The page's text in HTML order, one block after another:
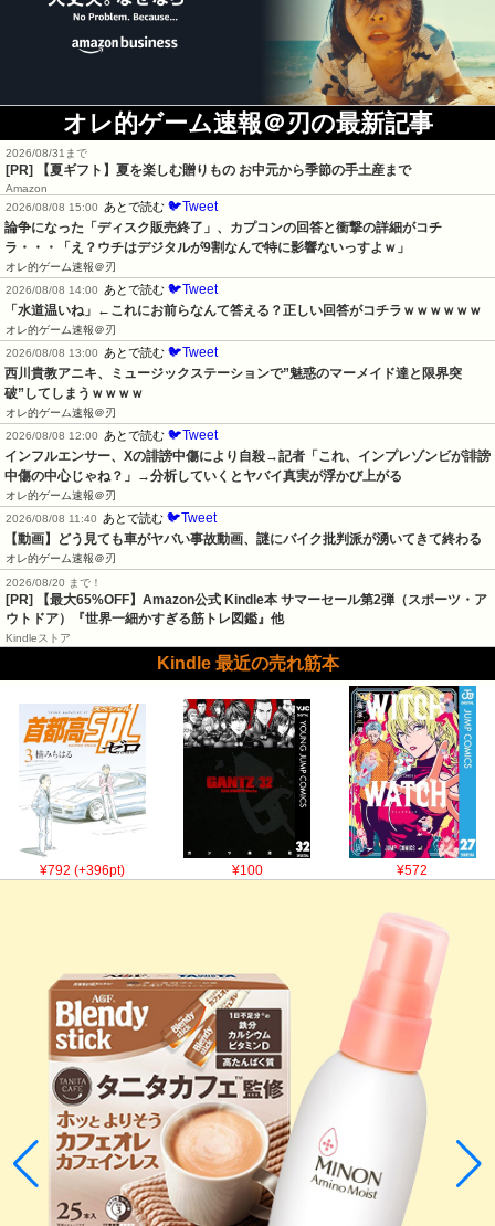
オレ的ゲーム速報＠刃の最新記事
2026/08/31まで
[PR] 【夏ギフト】夏を楽しむ贈りもの お中元から季節の手土産まで
Amazon
2026/08/08 15:00
あとで読む 🐦Tweet
論争になった「ディスク販売終了」、カプコンの回答と衝撃の詳細がコチ
ラ・・・「え？ウチはデジタルが9割なんで特に影響ないっすよｗ」
オレ的ゲーム速報＠刃
2026/08/08 14:00
あとで読む 🐦Tweet
「水道温いね」←これにお前らなんて答える？正しい回答がコチラｗｗｗｗｗｗ
オレ的ゲーム速報＠刃
2026/08/08 13:00
あとで読む 🐦Tweet
西川貴教アニキ、ミュージックステーションで”魅惑のマーメイド達と限界突
破”してしまうｗｗｗｗ
オレ的ゲーム速報＠刃
2026/08/08 12:00
あとで読む 🐦Tweet
インフルエンサー、Xの誹謗中傷により自殺→記者「これ、インプレゾンビが誹謗
中傷の中心じゃね？」→分析していくとヤバイ真実が浮かび上がる
オレ的ゲーム速報＠刃
2026/08/08 11:40
あとで読む 🐦Tweet
【動画】どう見ても車がヤバい事故動画、謎にバイク批判派が湧いてきて終わる
オレ的ゲーム速報＠刃
2026/08/20 まで！
[PR]
【最大65%OFF】Amazon公式 Kindle本 サマーセール第2弾（スポーツ・ア
ウトドア）『世界一細かすぎる筋トレ図鑑』他
Kindleストア
Kindle 最近の売れ筋本
¥792 (+396pt) ¥100 ¥572